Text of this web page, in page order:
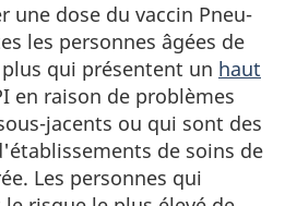
une dose du vaccin Pneu-
les personnes âgées de
qui présentent un haut
en raison de problèmes
jacents ou qui sont des
de soins de
Les personnes qui